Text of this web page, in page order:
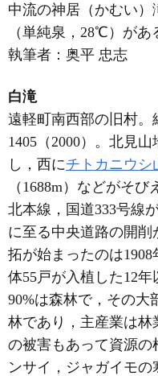
中流の神居（かむい）
（単純泉，28℃）があ
執筆者： 奥平 忠志
白滝
遠軽町南西部の旧村。
1405（2000）。北見
し，西にチトカニウシ
（1688m）などがそ
北本線，国道333号線
に至る中央道路の開
拓が始まったのは
体55戸が入植した12
90%は森林で，その大
林であり，主産業は林
の被害もあって資源
ンサイ，ジャガイモ